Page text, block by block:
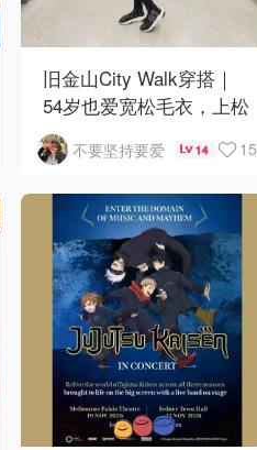
旧金山City Walk穿搭｜
54岁也爱宽松毛衣，上松
下紧真的很救比例
不要坚持要爱 14 15